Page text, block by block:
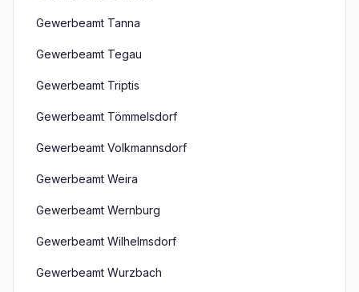
Gewerbeamt Tanna
Gewerbeamt Tegau
Gewerbeamt Triptis
Gewerbeamt Tömmelsdorf
Gewerbeamt Volkmannsdorf
Gewerbeamt Weira
Gewerbeamt Wernburg
Gewerbeamt Wilhelmsdorf
Gewerbeamt Wurzbach